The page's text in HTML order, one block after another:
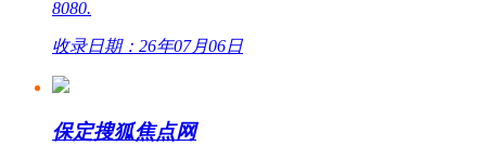
8080.
收录日期：26年07月06日
保定搜狐焦点网